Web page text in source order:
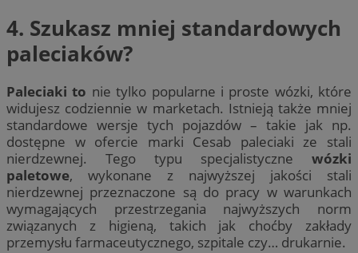
4. Szukasz mniej standardowych
paleciaków?
Paleciaki to nie tylko popularne i proste wózki, które
widujesz codziennie w marketach. Istnieją także mniej
standardowe wersje tych pojazdów – takie jak np.
dostępne w ofercie marki Cesab paleciaki ze stali
nierdzewnej. Tego typu specjalistyczne wózki
paletowe, wykonane z najwyższej jakości stali
nierdzewnej przeznaczone są do pracy w warunkach
wymagających przestrzegania najwyższych norm
związanych z higieną, takich jak choćby zakłady
przemysłu farmaceutycznego, szpitale czy… drukarnie.